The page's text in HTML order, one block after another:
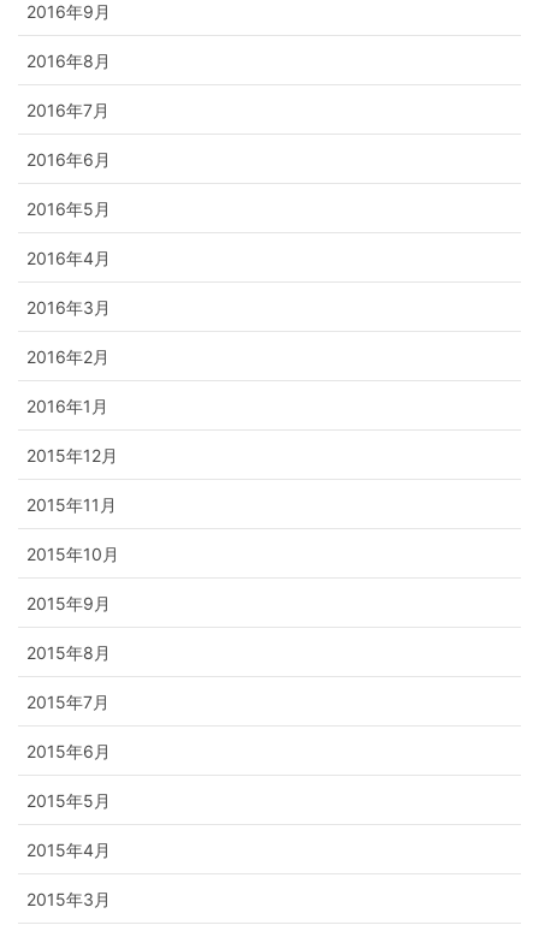
2016年9月
2016年8月
2016年7月
2016年6月
2016年5月
2016年4月
2016年3月
2016年2月
2016年1月
2015年12月
2015年11月
2015年10月
2015年9月
2015年8月
2015年7月
2015年6月
2015年5月
2015年4月
2015年3月